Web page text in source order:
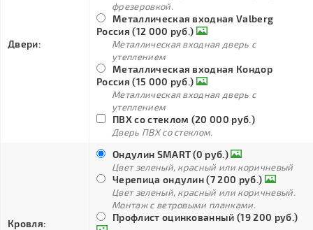
Двери:
фрезеровкой.
Металлическая входная Valberg
Россия (12 000 руб.)
Металлическая входная дверь с
утеплением
Металлическая входная Кондор
Россия (15 000 руб.)
Металлическая входная дверь с
утеплением
ПВХ со стеклом (20 000 руб.)
Дверь ПВХ со стеклом.
Кровля:
Ондулин SMART (0 руб.)
Цвет зеленый, красный или коричневый
Черепица ондулин (7 200 руб.)
Цвет зеленый, красный или коричневый.
Монтаж с ветровыми планками.
Профлист оцинкованный (19 200 руб.)